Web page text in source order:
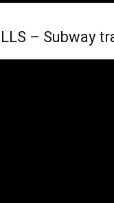
– Subway